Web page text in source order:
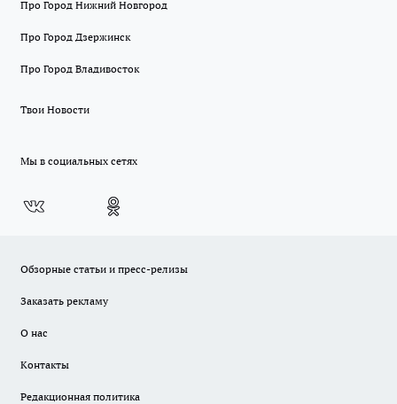
Про Город Нижний Новгород
Про Город Дзержинск
Про Город Владивосток
Твои Новости
Мы в социальных сетях
Обзорные статьи и пресс-релизы
Заказать рекламу
О нас
Контакты
Редакционная политика